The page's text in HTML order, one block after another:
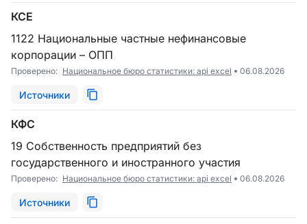
КСЕ
1122 Национальные частные нефинансовые
корпорации – ОПП
Проверено: Национальное бюро статистики: api excel 06.08.2026
Источники
КФС
19 Собственность предприятий без
государственного и иностранного участия
Проверено: Национальное бюро статистики: api excel 06.08.2026
Источники